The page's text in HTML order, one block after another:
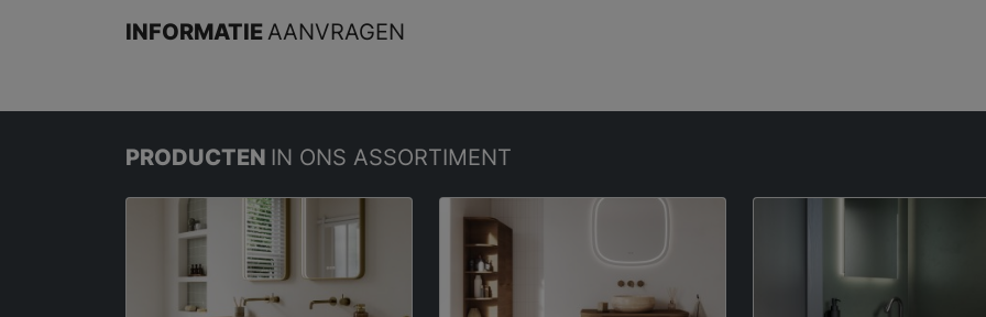
INFORMATIE AANVRAGEN
PRODUCTEN IN ONS ASSORTIMENT